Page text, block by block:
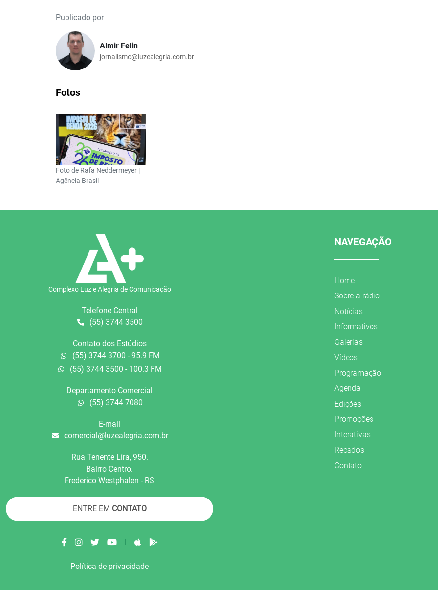
Publicado por
Almir Felin
jornalismo@luzealegria.com.br
Fotos
Foto de Rafa Neddermeyer |
Agência Brasil
Complexo Luz e Alegria de Comunicação
Telefone Central
(55) 3744 3500
Contato dos Estúdios
(55) 3744 3700 - 95.9 FM
(55) 3744 3500 - 100.3 FM
Departamento Comercial
(55) 3744 7080
E-mail
comercial@luzealegria.com.br
Rua Tenente Líra, 950.
Bairro Centro.
Frederico Westphalen - RS
ENTRE EM CONTATO
|
Política de privacidade
NAVEGAÇÃO
Home
Sobre a rádio
Notícias
Informativos
Galerias
Vídeos
Programação
Agenda
Edições
Promoções
Interativas
Recados
Contato